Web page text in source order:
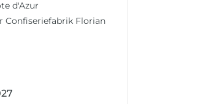
Reiseziele
Wichtige
d'Azur
Confiseriefabrik Florian